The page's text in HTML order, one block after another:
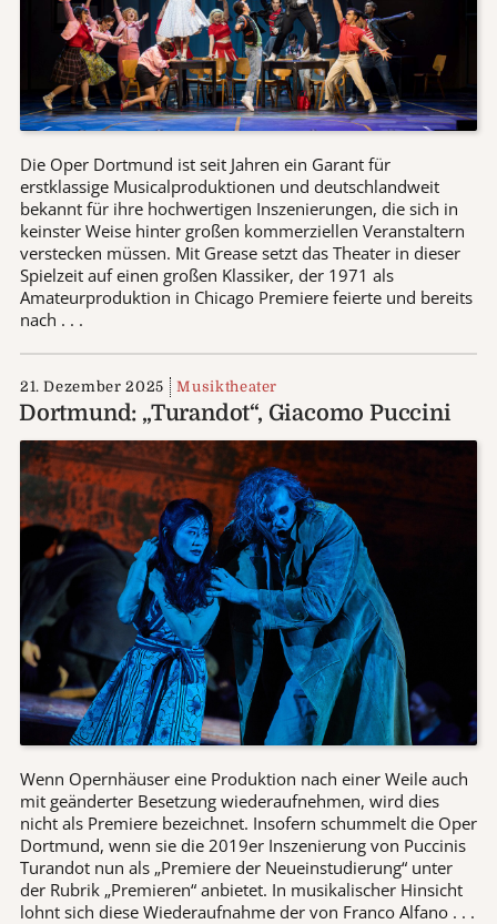
Die Oper Dortmund ist seit Jahren ein Garant für
erstklassige Musicalproduktionen und deutschlandweit
bekannt für ihre hochwertigen Inszenierungen, die sich in
keinster Weise hinter großen kommerziellen Veranstaltern
verstecken müssen. Mit Grease setzt das Theater in dieser
Spielzeit auf einen großen Klassiker, der 1971 als
Amateurproduktion in Chicago Premiere feierte und bereits
nach . . .
21. Dezember 2025 Musiktheater
Dortmund: „Turandot“, Giacomo Puccini
Wenn Opernhäuser eine Produktion nach einer Weile auch
mit geänderter Besetzung wiederaufnehmen, wird dies
nicht als Premiere bezeichnet. Insofern schummelt die Oper
Dortmund, wenn sie die 2019er Inszenierung von Puccinis
Turandot nun als „Premiere der Neueinstudierung“ unter
der Rubrik „Premieren“ anbietet. In musikalischer Hinsicht
lohnt sich diese Wiederaufnahme der von Franco Alfano . . .